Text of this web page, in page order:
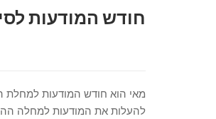
חודש המודעות
מאי הוא חודש המודעות למחלת
להעלות את המודעות למחלה